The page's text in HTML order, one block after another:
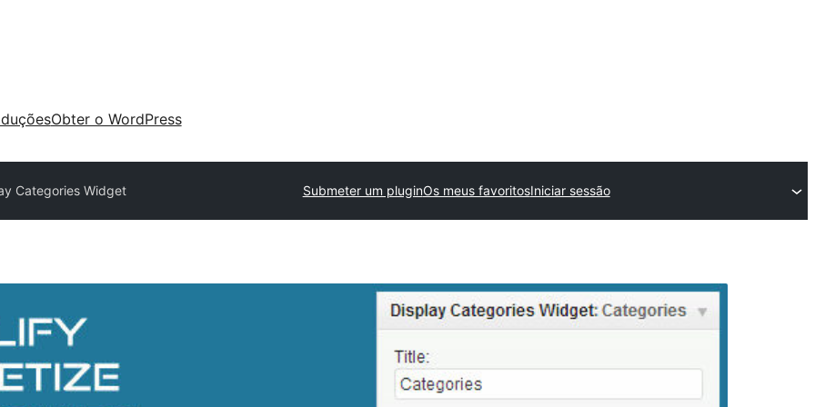
Obter o WordPress
Categories Widget Submeter um pluginOs meus favoritosIniciar sessão